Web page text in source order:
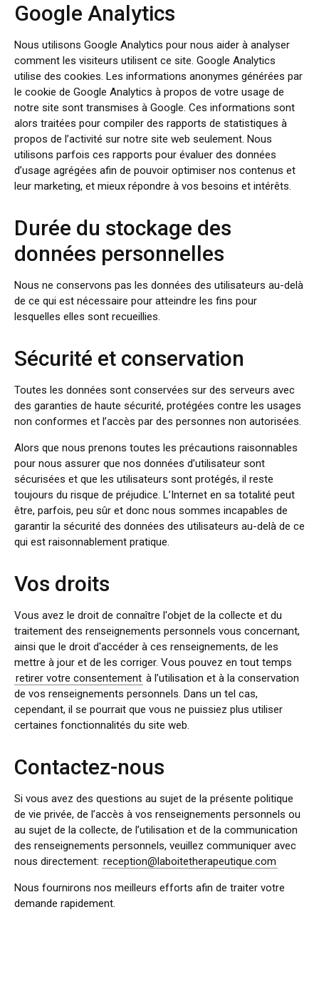
Google Analytics
Nous utilisons Google Analytics pour nous aider à analyser
comment les visiteurs utilisent ce site. Google Analytics
utilise des cookies. Les informations anonymes générées par
le cookie de Google Analytics à propos de votre usage de
notre site sont transmises à Google. Ces informations sont
alors traitées pour compiler des rapports de statistiques à
propos de l’activité sur notre site web seulement. Nous
utilisons parfois ces rapports pour évaluer des données
d’usage agrégées afin de pouvoir optimiser nos contenus et
leur marketing, et mieux répondre à vos besoins et intérêts.
Durée du stockage des
données personnelles
Nous ne conservons pas les données des utilisateurs au-delà
de ce qui est nécessaire pour atteindre les fins pour
lesquelles elles sont recueillies.
Sécurité et conservation
Toutes les données sont conservées sur des serveurs avec
des garanties de haute sécurité, protégées contre les usages
non conformes et l’accès par des personnes non autorisées.
Alors que nous prenons toutes les précautions raisonnables
pour nous assurer que nos données d’utilisateur sont
sécurisées et que les utilisateurs sont protégés, il reste
toujours du risque de préjudice. L’Internet en sa totalité peut
être, parfois, peu sûr et donc nous sommes incapables de
garantir la sécurité des données des utilisateurs au-delà de ce
qui est raisonnablement pratique.
Vos droits
Vous avez le droit de connaître l'objet de la collecte et du
traitement des renseignements personnels vous concernant,
ainsi que le droit d'accéder à ces renseignements, de les
mettre à jour et de les corriger. Vous pouvez en tout temps
retirer votre consentement à l’utilisation et à la conservation
de vos renseignements personnels. Dans un tel cas,
cependant, il se pourrait que vous ne puissiez plus utiliser
certaines fonctionnalités du site web.
Contactez-nous
Si vous avez des questions au sujet de la présente politique
de vie privée, de l’accès à vos renseignements personnels ou
au sujet de la collecte, de l’utilisation et de la communication
des renseignements personnels, veuillez communiquer avec
nous directement: reception@laboitetherapeutique.com
Nous fournirons nos meilleurs efforts afin de traiter votre
demande rapidement.